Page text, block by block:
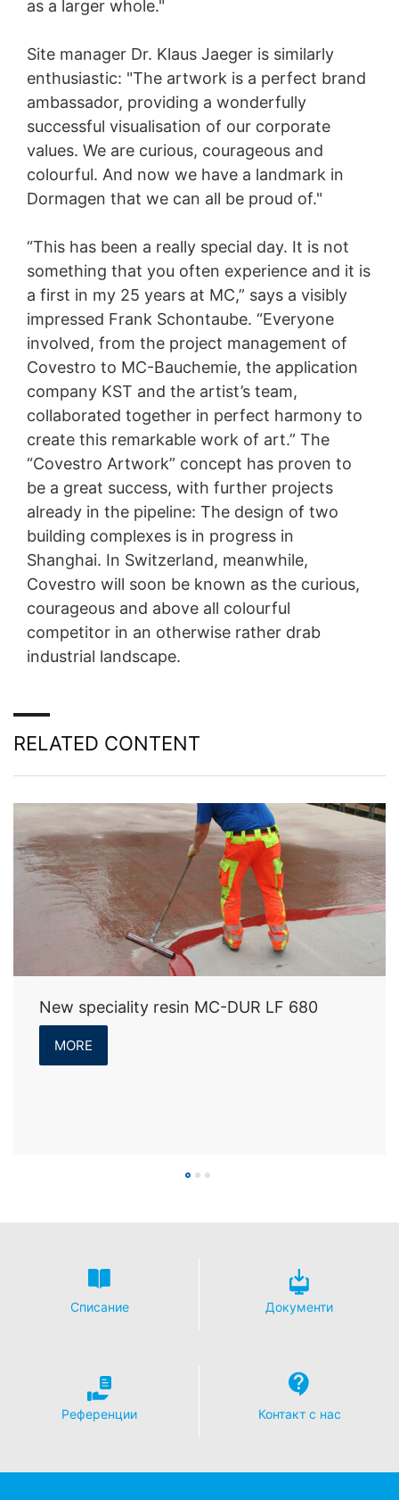
as a larger whole."
Site manager Dr. Klaus Jaeger is similarly
enthusiastic: "The artwork is a perfect brand
ambassador, providing a wonderfully
successful visualisation of our corporate
values. We are curious, courageous and
colourful. And now we have a landmark in
Dormagen that we can all be proud of."
“This has been a really special day. It is not
something that you often experience and it is
a first in my 25 years at MC,” says a visibly
impressed Frank Schontaube. “Everyone
involved, from the project management of
Covestro to MC-Bauchemie, the application
company KST and the artist’s team,
collaborated together in perfect harmony to
create this remarkable work of art.” The
“Covestro Artwork” concept has proven to
be a great success, with further projects
already in the pipeline: The design of two
building complexes is in progress in
Shanghai. In Switzerland, meanwhile,
Covestro will soon be known as the curious,
courageous and above all colourful
competitor in an otherwise rather drab
industrial landscape.
RELATED CONTENT
New speciality resin MC-DUR LF 680
MORE
Списание Документи
Референции Контакт с нас